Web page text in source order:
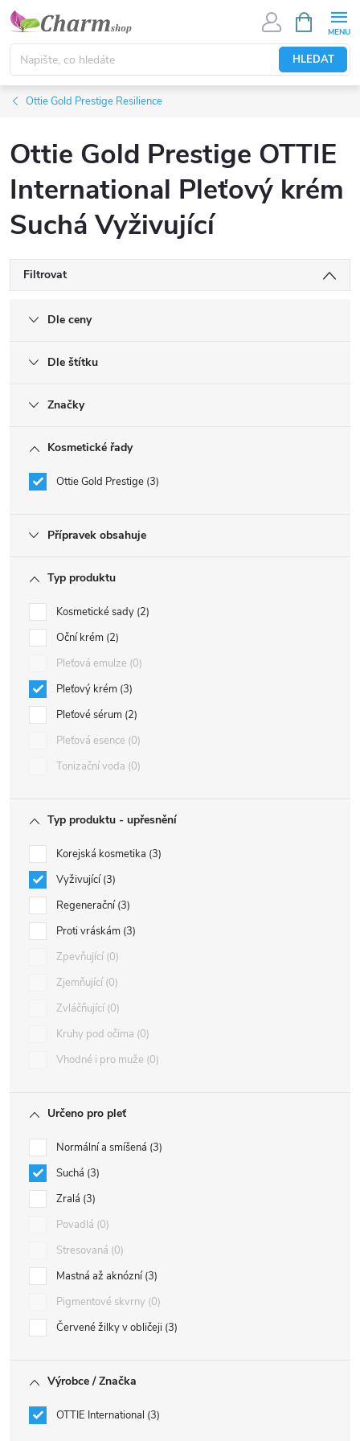
Přejít
obsah
HLEDAT
NÁKUPNÍ
KOŠÍK
Ottie Gold Prestige Resilience
Ottie Gold Prestige OTTIE
International Pleťový krém
Suchá Vyživující
Filtrovat
Dle ceny
Dle štítku
Značky
Kosmetické řady
Ottie Gold Prestige 3
Přípravek obsahuje
Typ produktu
Kosmetické sady 2
Oční krém 2
Pleťová emulze 0
Pleťový krém 3
Pleťové sérum 2
Pleťová esence 0
Tonizační voda 0
Typ produktu - upřesnění
Korejská kosmetika 3
Vyživující 3
Regenerační 3
Proti vráskám 3
Zpevňující 0
Zjemňující 0
Zvláčňující 0
Kruhy pod očima 0
Vhodné i pro muže 0
Určeno pro pleť
Normální a smíšená 3
Suchá 3
Zralá 3
Povadlá 0
Stresovaná 0
Mastná až aknózní 3
Pigmentové skvrny 0
Červené žilky v obličeji 3
Výrobce / Značka
OTTIE International 3